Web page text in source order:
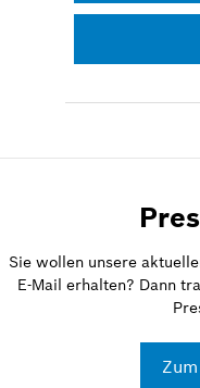
Sie wollen unsere
E-Mail erhalten? Dann